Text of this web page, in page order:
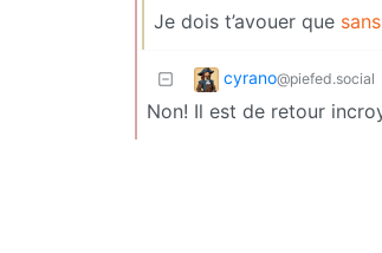
Je dois t’avouer que
cyrano@piefed.social
Non! Il est de retour